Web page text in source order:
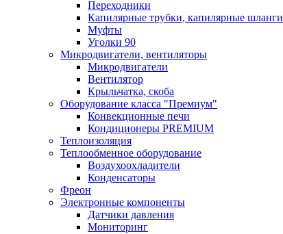
Переходники
Капилярные трубки, капилярные шланги
Муфты
Уголки 90
Микродвигатели, вентиляторы
Микродвигатели
Вентилятор
Крыльчатка, скоба
Оборудование класса "Премиум"
Конвекционные печи
Кондиционеры PREMIUM
Теплоизоляция
Теплообменное оборудование
Воздухоохладители
Конденсаторы
Фреон
Электронные компоненты
Датчики давления
Мониторинг